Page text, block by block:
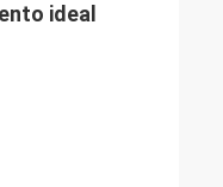
ideal